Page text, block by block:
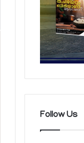
Follow Us